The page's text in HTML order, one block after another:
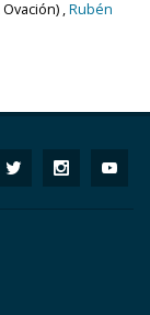
,Rubén